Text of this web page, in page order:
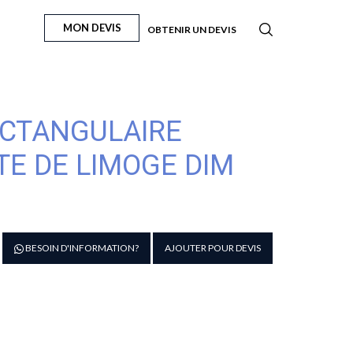
MON DEVIS OBTENIR UN DEVIS
DE LIMOGE DIM
BESOIN D'INFORMATION? AJOUTER POUR DEVIS